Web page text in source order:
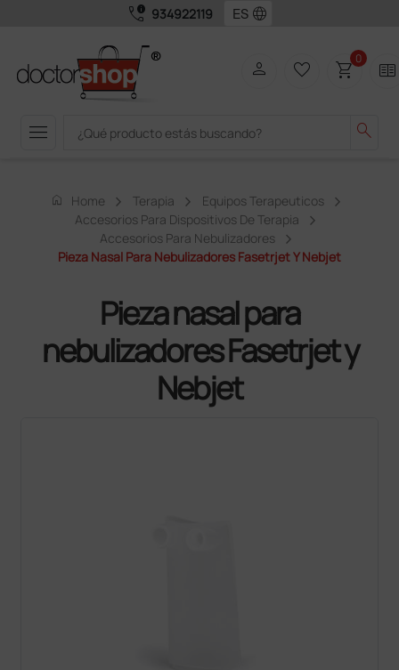
call_quality 934922119 language
menu search
person favorite_border shopping_cart0 two_pager
home Home Terapia
Equipos Terapeuticos
Accesorios Para Dispositivos De Terapia
Accesorios Para Nebulizadores
Pieza Nasal Para Nebulizadores Fasetrjet Y Nebjet
Pieza nasal para
nebulizadores Fasetrjet y
Nebjet